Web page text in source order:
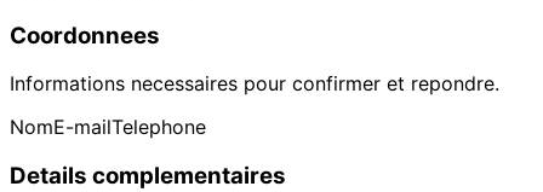
Coordonnees
Informations necessaires pour confirmer et repondre.
NomE-mailTelephone
Details complementaires